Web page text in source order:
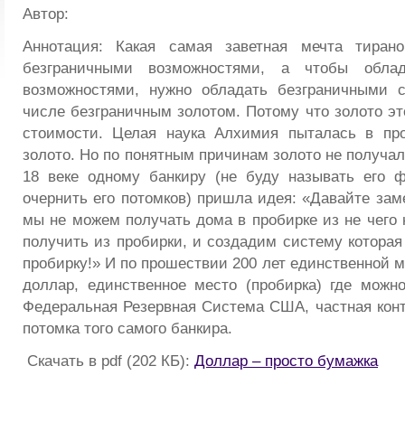
Автор:
Аннотация: Какая самая заветная мечта
безграничными возможностями, а чтобы
возможностями, нужно обладать
числе безграничным золотом. Потому что золото
стоимости. Целая наука Алхимия пыталась в
золото. Но по понятным причинам золото не
18 веке одному банкиру (не буду называть
очернить его потомков) пришла идея: «Давайте
мы не можем получать дома в пробирке из не
получить из пробирки, и создадим систему
пробирку!» И по прошествии 200 лет единственной
доллар, единственное место (пробирка) где
Федеральная Резервная Система США, частная
потомка того самого банкира.
Скачать в pdf (202 КБ): Доллар – просто бумажка